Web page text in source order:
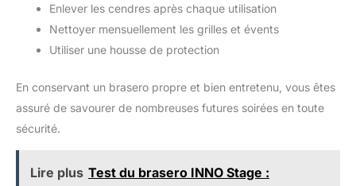
Enlever les cendres après chaque utilisation
Nettoyer mensuellement les grilles et évents
Utiliser une housse de protection
En conservant un brasero propre et bien entretenu, vous êtes
assuré de savourer de nombreuses futures soirées en toute
sécurité.
Lire plus Test du brasero INNO Stage :